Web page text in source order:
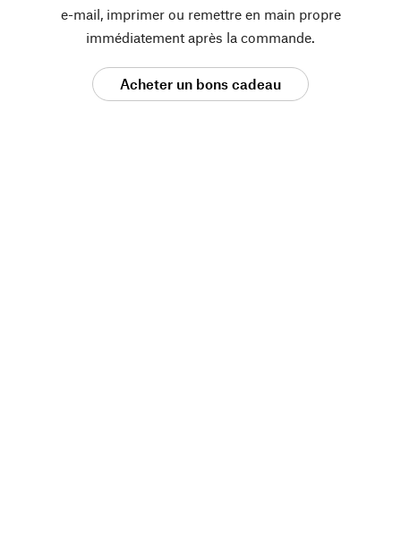
e-mail, imprimer ou remettre en main propre
immédiatement après la commande.
Acheter un bons cadeau